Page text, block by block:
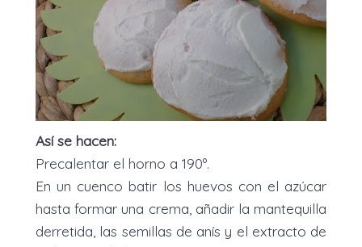
Así se hacen:
Precalentar el horno a 190º.
En un cuenco batir los huevos con el azúcar
hasta formar una crema, añadir la mantequilla
derretida, las semillas de anís y el extracto de